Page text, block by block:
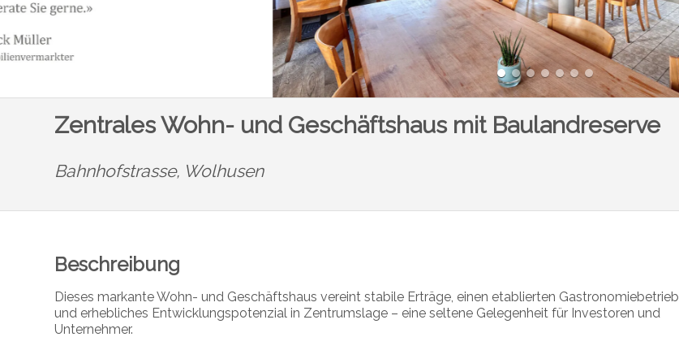
Zentrales Wohn- und Geschäftshaus mit Baulandreserve
Bahnhofstrasse, Wolhusen
Beschreibung
Dieses markante Wohn- und Geschäftshaus vereint stabile Erträge, einen etablierten Gastronomiebetrieb
und erhebliches Entwicklungspotenzial in Zentrumslage – eine seltene Gelegenheit für Investoren und
Unternehmer.